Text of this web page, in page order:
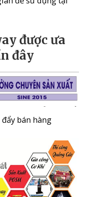
được ưa
đây
bán hàng